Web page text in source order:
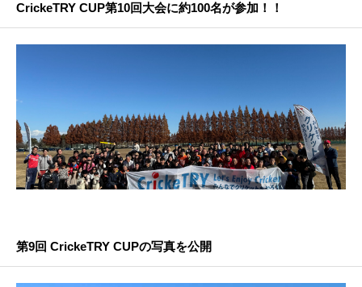
CrickeTRY CUP第10回大会に約100名が参加！！
第9回 CrickeTRY CUPの写真を公開